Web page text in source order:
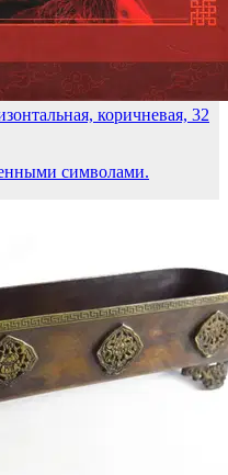
коричневая, 32
символами.